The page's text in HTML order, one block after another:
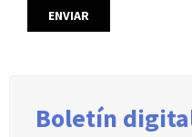
Boletín